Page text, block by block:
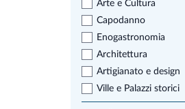
Arte e Cultura
Capodanno
Enogastronomia
Architettura
Artigianato e design
Ville e Palazzi storici